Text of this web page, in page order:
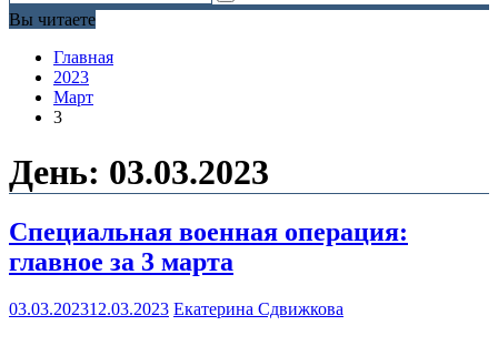
Вы читаете
Главная
2023
Март
3
День: 03.03.2023
Специальная военная операция:
главное за 3 марта
03.03.202312.03.2023 Екатерина Сдвижкова